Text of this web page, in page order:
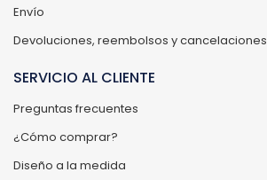
Envío
Devoluciones, reembolsos y cancelaciones
SERVICIO AL CLIENTE
Preguntas frecuentes
¿Cómo comprar?
Diseño a la medida